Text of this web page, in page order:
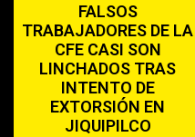
FALSOS
TRABAJADORES DE LA
CFE CASI SON
LINCHADOS TRAS
INTENTO DE
EXTORSIÓN EN
JIQUIPILCO